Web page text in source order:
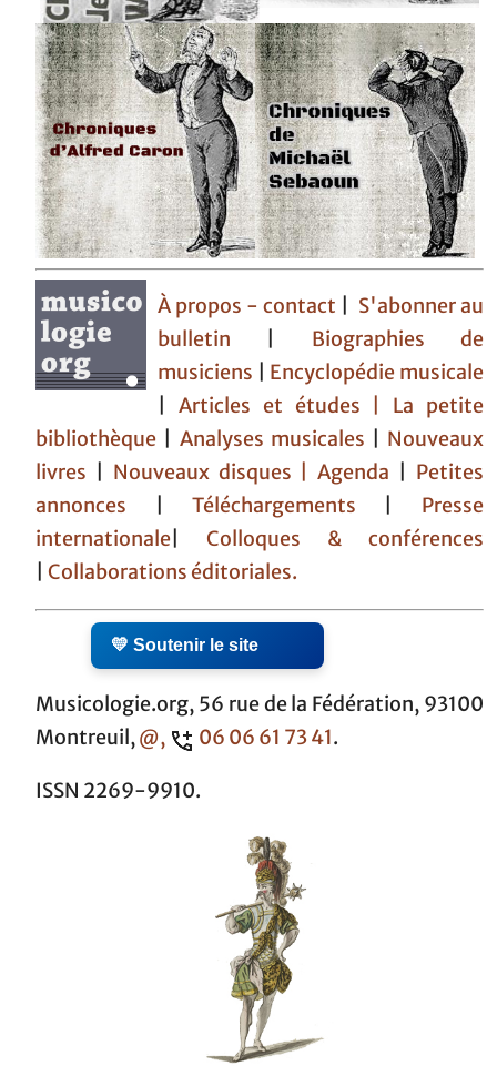
À propos - contact
S'abonner au
bulletin
Biographies de
musiciens
Encyclopédie musicale
|Articles et études | La petite
bibliothèque
Analyses musicales
Nouveaux
livres
Nouveaux disques |Agenda
Petites
annonces
Téléchargements
Presse
internationale
Colloques & conférences
Collaborations éditoriales.
💛 Soutenir le site
Musicologie.org, 56 rue de la Fédération, 93100
Montreuil,@, 06 06 61 73 41.
ISSN 2269-9910.